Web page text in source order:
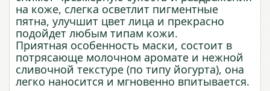
на коже, слегка осветлит пигментные
пятна, улучшит цвет лица и прекрасно
подойдет любым типам кожи.
Приятная особенность маски, состоит в
потрясающе молочном аромате и нежной
сливочной текстуре (по типу йогурта), она
легко наносится и мгновенно впитывается.